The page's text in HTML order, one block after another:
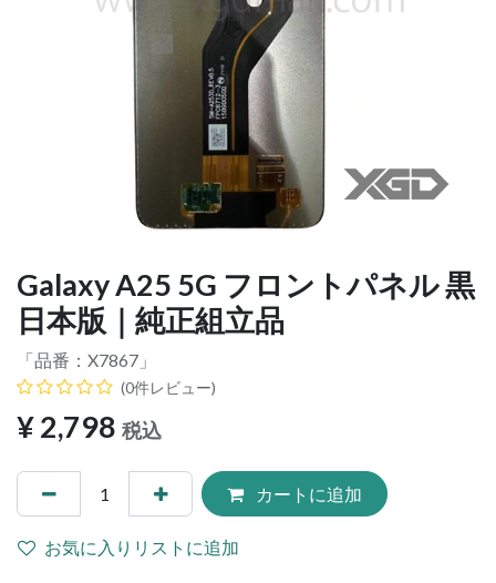
Galaxy A25 5G フロントパネル 黒
日本版｜純正組立品
「品番： X7867 」
(0件レビュー)
¥2,798 税込
カートに追加
お気に入りリストに追加